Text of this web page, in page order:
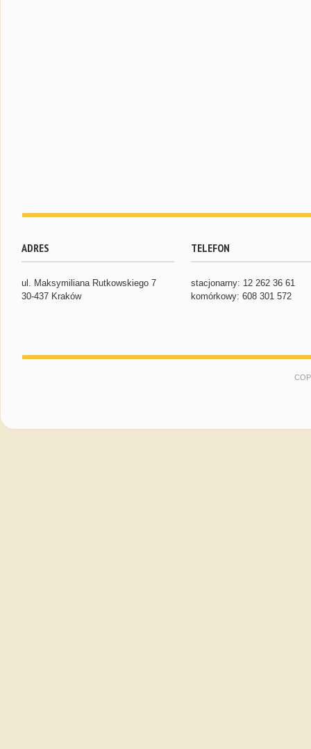
ADRES
ul. Maksymiliana Rutkowskiego 7
30-437 Kraków
TELEFON
stacjonarny: 12 262 36 61
komórkowy: 608 301 572